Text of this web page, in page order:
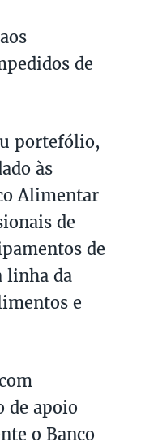
de
portefólio,
às
Alimentar
de
de
linha da
e
de apoio
o Banco